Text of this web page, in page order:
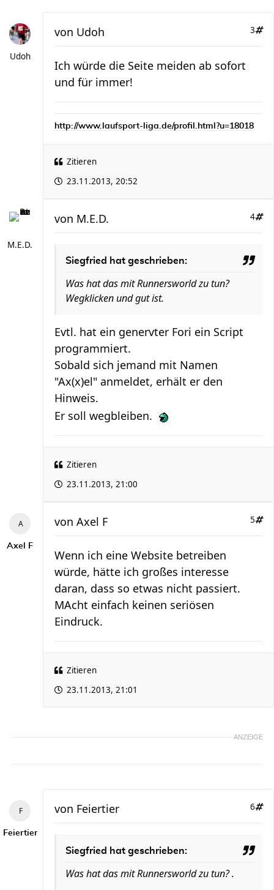
Udoh
3
von Udoh
Ich würde die Seite meiden ab sofort
und für immer!
http://www.laufsport-liga.de/profil.html?u=18018
Zitieren
23.11.2013, 20:52
M.E.D.
4
von M.E.D.
Siegfried hat geschrieben:
Was hat das mit Runnersworld zu tun?
Wegklicken und gut ist.
Evtl. hat ein genervter Fori ein Script
programmiert.
Sobald sich jemand mit Namen
"Ax(x)el" anmeldet, erhält er den
Hinweis.
Er soll wegbleiben.
Zitieren
23.11.2013, 21:00
Axel F
5
von Axel F
Wenn ich eine Website betreiben
würde, hätte ich großes interesse
daran, dass so etwas nicht passiert.
MAcht einfach keinen seriösen
Eindruck.
Zitieren
23.11.2013, 21:01
ANZEIGE
Feiertier
6
von Feiertier
Siegfried hat geschrieben:
Was hat das mit Runnersworld zu tun? .